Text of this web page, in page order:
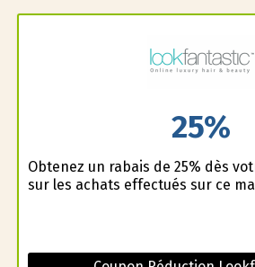
25%
Obtenez un rabais de 25% dès
sur les achats effectués sur ce